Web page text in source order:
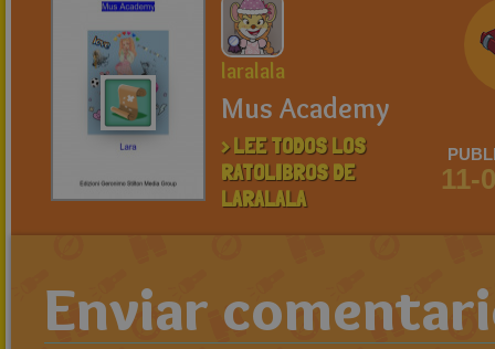
laralala
Mus Academy
> LEE TODOS LOS
RATOLIBROS DE
LARALALA
11-
Enviar